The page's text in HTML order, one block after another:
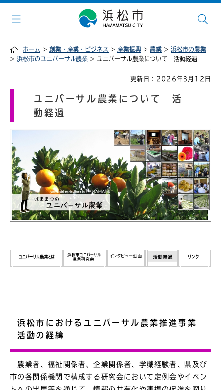
ホーム > 創業・産業・ビジネス > 産業振興 > 農業 > 浜松市の農業
> 浜松市のユニバーサル農業 > ユニバーサル農業について 活動経過
更新日：2026年3月12日
ユニバーサル農業について 活
動経過
浜松市におけるユニバーサル農業推進事業
活動の経緯
農業者、福祉関係者、企業関係者、学識経験者、県及び
市の各関係機関で構成する研究会において定例会やイベン